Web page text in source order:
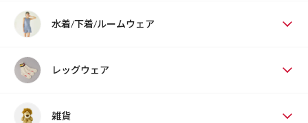
水着/下着/ルームウェア
レッグウェア
雑貨